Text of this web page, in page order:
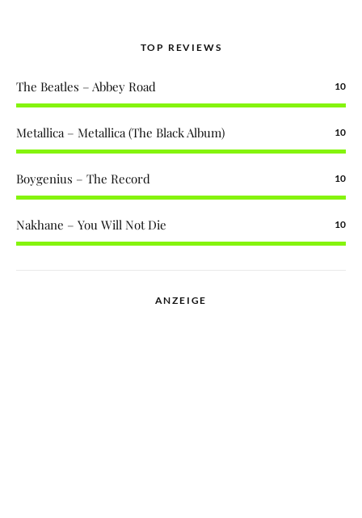
TOP REVIEWS
The Beatles – Abbey Road 10
Metallica – Metallica (The Black Album) 10
Boygenius – The Record 10
Nakhane – You Will Not Die 10
ANZEIGE